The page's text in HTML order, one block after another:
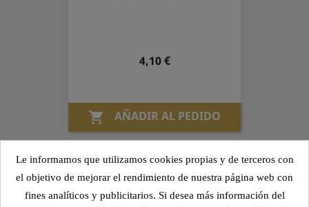
Precio
4,10 €
 AÑADIR AL PEDIDO
Pastel De Coco
Le informamos que utilizamos cookies propias y de terceros con
el objetivo de mejorar el rendimiento de nuestra página web con
fines analíticos y publicitarios. Si desea más información del